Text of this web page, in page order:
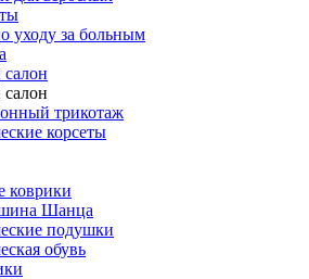
уходу за больным
трикотаж
корсеты
коврики
Шанца
подушки
обувь